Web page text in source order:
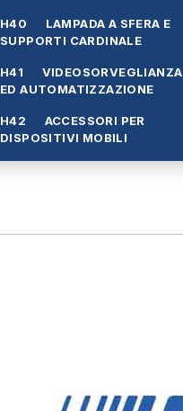
H40 LAMPADA A SFERA E
SUPPORTI CARDINALE
H41 VIDEOSORVEGLIANZA
ED AUTOMATIZZAZIONE
H42 ACCESSORI PER
DISPOSITIVI MOBILI